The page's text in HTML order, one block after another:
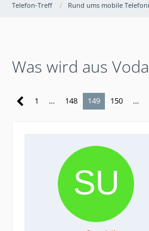
Telefon-Treff Rund ums mobile
Was wird aus
1 … 148 149 150 …